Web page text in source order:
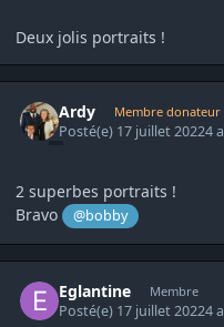
Deux jolis portraits !
Ardy Membre donateur
Posté(e) 17 juillet 20224 a
2 superbes portraits !
Bravo
@bobby
Eglantine Membre
Posté(e) 17 juillet 20224 a